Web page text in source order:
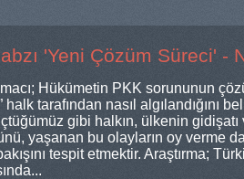
'Yeni Çözüm Süreci' -
Hükümetin PKK sorununun
tarafından nasıl algılandığını
gibi halkın, ülkenin
yaşanan bu olayların oy verme
tespit etmektir. Araştırma;